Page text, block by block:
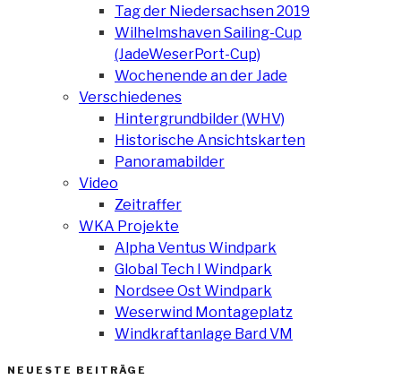
Tag der Niedersachsen 2019
Wilhelmshaven Sailing-Cup
(JadeWeserPort-Cup)
Wochenende an der Jade
Verschiedenes
Hintergrundbilder (WHV)
Historische Ansichtskarten
Panoramabilder
Video
Zeitraffer
WKA Projekte
Alpha Ventus Windpark
Global Tech I Windpark
Nordsee Ost Windpark
Weserwind Montageplatz
Windkraftanlage Bard VM
NEUESTE BEITRÄGE